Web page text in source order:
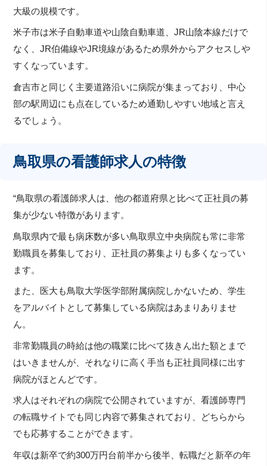
大級の規模です。
米子市は米子自動車道や山陰自動車道、JR山陰本線だけで
なく、JR伯備線やJR境線があるため県外からアクセスしや
すくなっています。
倉吉市と同じく主要道路沿いに病院が集まっており、中心
部の駅周辺にも点在しているため通勤しやすい地域と言え
るでしょう。
鳥取県の看護師求人の特徴
“鳥取県の看護師求人は、他の都道府県と比べて正社員の募
集が少ない特徴があります。
鳥取県内で最も病床数が多い鳥取県立中央病院も常に非常
勤職員を募集しており、正社員の募集よりも多くなってい
ます。
また、医大も鳥取大学医学部附属病院しかないため、学生
をアルバイトとして募集している病院はあまりありませ
ん。
非常勤職員の時給は他の職業に比べて抜きん出た額とまで
はいきませんが、それなりに高く手当も正社員同様に出す
病院がほとんどです。
求人はそれぞれの病院で公開されていますが、看護師専門
の転職サイトでも同じ内容で募集されており、どちらから
でも応募することができます。
年収は新卒で約300万円台前半から後半、転職だと新卒の年